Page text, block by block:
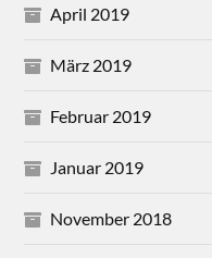
April 2019
März 2019
Februar 2019
Januar 2019
November 2018